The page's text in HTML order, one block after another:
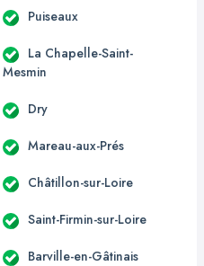
Puiseaux
La Chapelle-Saint-
Mesmin
Dry
Mareau-aux-Prés
Châtillon-sur-Loire
Saint-Firmin-sur-Loire
Barville-en-Gâtinais